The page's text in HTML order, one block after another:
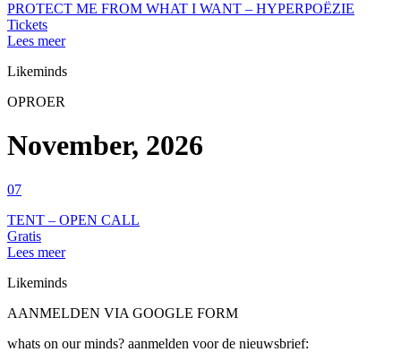
PROTECT ME FROM WHAT I WANT – HYPERPOËZIE
Tickets
Lees meer
Likeminds
OPROER
November, 2026
07
TENT – OPEN CALL
Gratis
Lees meer
Likeminds
AANMELDEN VIA GOOGLE FORM
whats on our minds? aanmelden voor de nieuwsbrief: